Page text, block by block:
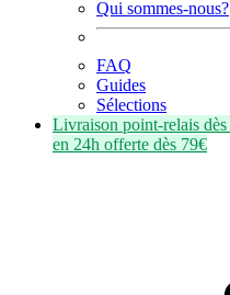
Qui sommes-nous?
FAQ
Guides
Sélections
Livraison point-relais dès
en 24h offerte dès 79€